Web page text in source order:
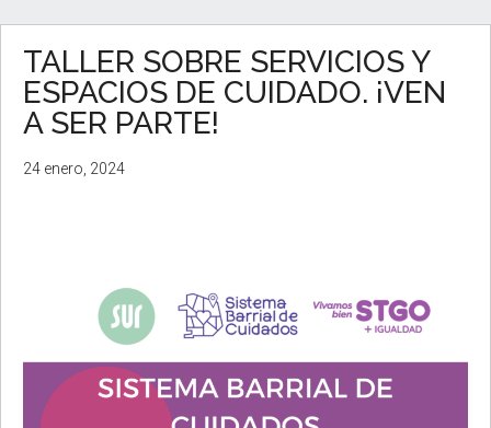
TALLER SOBRE SERVICIOS Y
ESPACIOS DE CUIDADO. ¡VEN
A SER PARTE!
24 enero, 2024